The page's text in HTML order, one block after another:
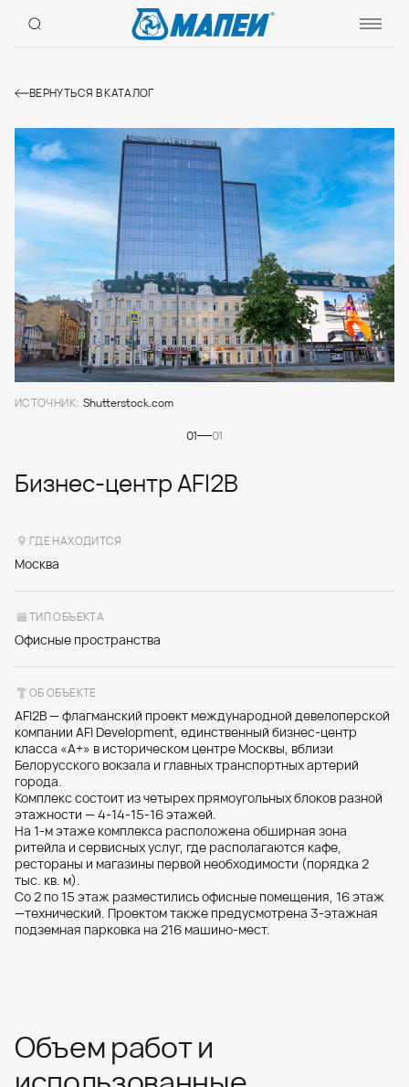
ВЕРНУТЬСЯ В КАТАЛОГ
01 01
ИСТОЧНИК: Shutterstock.com
Бизнес-центр AFI2B
ГДЕ НАХОДИТСЯ
Москва
ТИП ОБЪЕКТА
Офисные пространства
ОБ ОБЪЕКТЕ
AFI2B — флагманский проект международной девелоперской
компании AFI Development, единственный бизнес-центр
класса «А+» в историческом центре Москвы, вблизи
Белорусского вокзала и главных транспортных артерий
города.
Комплекс состоит из четырех прямоугольных блоков разной
этажности — 4‑14‑15‑16 этажей.
На 1‑м этаже комплекса расположена обширная зона
ритейла и сервисных услуг, где располагаются кафе,
рестораны и магазины первой необходимости (порядка 2
тыс. кв. м).
Со 2 по 15 этаж разместились офисные помещения, 16 этаж
—технический. Проектом также предусмотрена 3‑этажная
подземная парковка на 216 машино-мест.
Объем работ и